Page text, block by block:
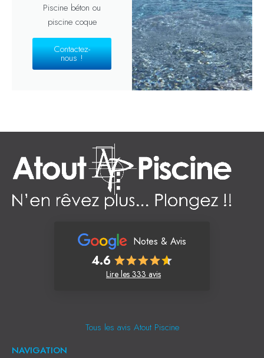
Piscine béton ou
piscine coque
Contactez-
nous !
Notes & Avis
4.6
Lire les 333 avis
Tous les avis Atout Piscine
NAVIGATION